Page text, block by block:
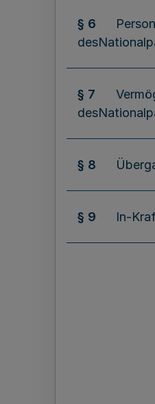
§ 6
§ 7
§ 8
§ 9 In-